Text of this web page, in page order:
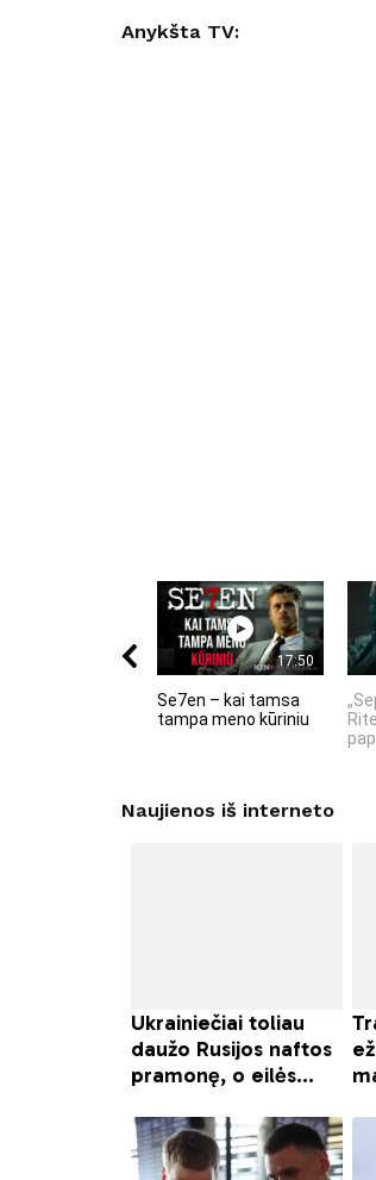
Anykšta TV:
17:50
Se7en – kai tamsa
tampa meno kūriniu
Naujienos iš interneto